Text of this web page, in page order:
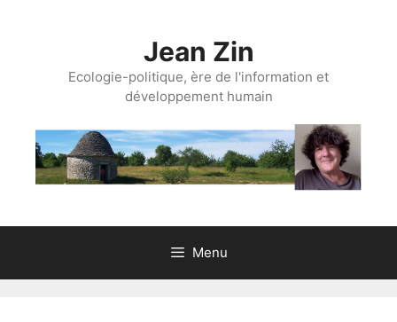
Jean Zin
Ecologie-politique, ère de l'information et
développement humain
Menu